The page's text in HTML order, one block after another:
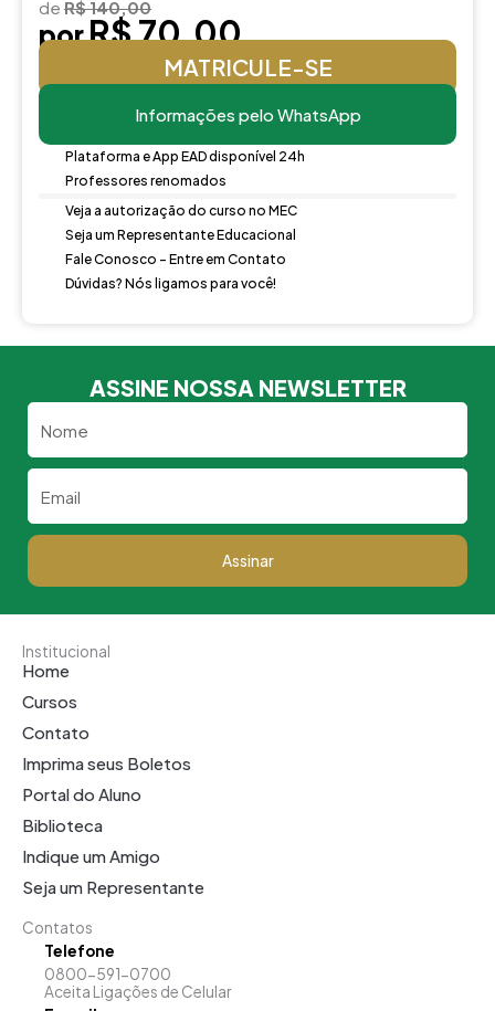
de R$ 140,00
porR$ 70,00
MATRICULE-SE
Informações pelo WhatsApp
Plataforma e App EAD disponível 24h
Professores renomados
Veja a autorização do curso no MEC
Seja um Representante Educacional
Fale Conosco - Entre em Contato
Dúvidas? Nós ligamos para você!
ASSINE NOSSA NEWSLETTER
Assinar
Institucional
Home
Cursos
Contato
Imprima seus Boletos
Portal do Aluno
Biblioteca
Indique um Amigo
Seja um Representante
Contatos
Telefone
0800-591-0700
Aceita Ligações de Celular